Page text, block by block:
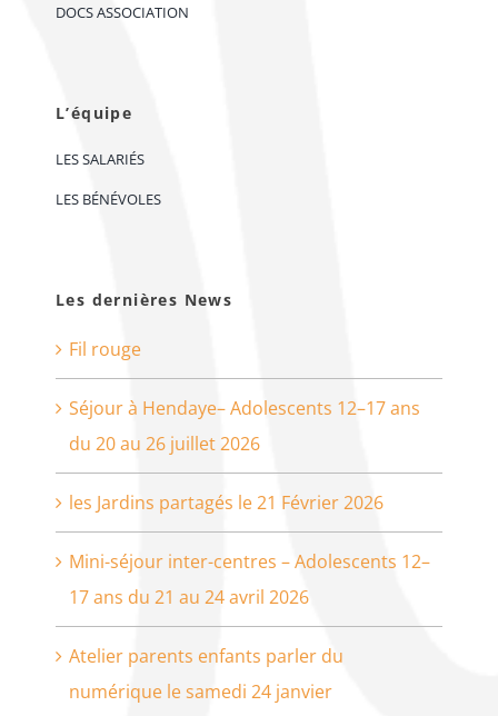
DOCS ASSOCIATION
L’équipe
LES SALARIÉS
LES BÉNÉVOLES
Les dernières News
Fil rouge
Séjour à Hendaye– Adolescents 12–17 ans
du 20 au 26 juillet 2026
les Jardins partagés le 21 Février 2026
Mini-séjour inter-centres – Adolescents 12–
17 ans du 21 au 24 avril 2026
Atelier parents enfants parler du
numérique le samedi 24 janvier